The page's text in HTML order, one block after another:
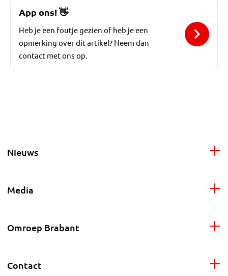
App ons!👋
Heb je een foutje gezien of heb je een
opmerking over dit artikel? Neem dan
contact met ons op.
Nieuws
Media
Omroep Brabant
Contact